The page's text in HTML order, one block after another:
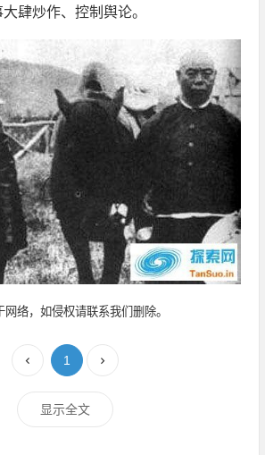
肆炒作、控制舆论。
络，如侵权请联系我们删除。
1
显示全文